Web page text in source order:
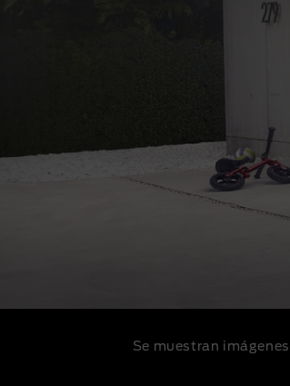
Se muestran